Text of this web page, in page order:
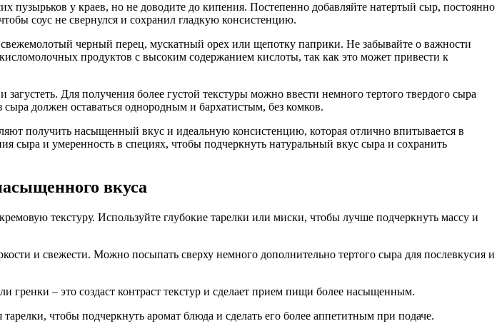
у краев, но не доводите до кипения. Постепенно добавляйте натертый сыр, постоянно
соус не свернулся и сохранил гладкую консистенцию.
черный перец, мускатный орех или щепотку паприки. Не забывайте о важности
продуктов с высоким содержанием кислоты, так как это может привести к
Для получения более густой текстуры можно ввести немного тертого твердого сыра
должен оставаться однородным и бархатистым, без комков.
получить насыщенный вкус и идеальную консистенцию, которая отлично впитывается в
сыра и умеренность в специях, чтобы подчеркнуть натуральный вкус сыра и сохранить
вкуса
текстуру. Используйте глубокие тарелки или миски, чтобы лучше подчеркнуть массу и
и свежести. Можно посыпать сверху немного дополнительно тертого сыра для послевкусия и
– это создаст контраст текстур и сделает прием пищи более насыщенным.
чтобы подчеркнуть аромат блюда и сделать его более аппетитным при подаче.